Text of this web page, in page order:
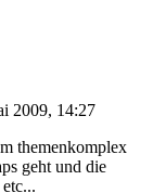
2009, 14:27
themenkomplex
geht und die